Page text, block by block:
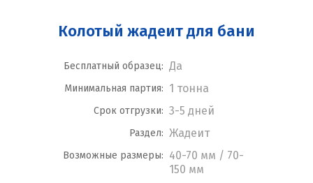
Колотый жадеит для бани
Бесплатный образец: Да
Минимальная партия: 1 тонна
Срок отгрузки: 3-5 дней
Раздел: Жадеит
Возможные размеры: 40-70 мм / 70-
150 мм